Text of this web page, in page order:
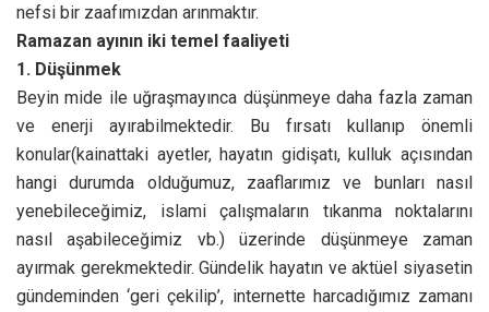
nefsi bir zaafımızdan arınmaktır.
Ramazan ayının iki temel faaliyeti
1. Düşünmek
Beyin mide ile uğraşmayınca düşünmeye daha fazla zaman
ve enerji ayırabilmektedir. Bu fırsatı kullanıp önemli
konular(kainattaki ayetler, hayatın gidişatı, kulluk açısından
hangi durumda olduğumuz, zaaflarımız ve bunları nasıl
yenebileceğimiz, islami çalışmaların tıkanma noktalarını
nasıl aşabileceğimiz vb.) üzerinde düşünmeye zaman
ayırmak gerekmektedir. Gündelik hayatın ve aktüel siyasetin
gündeminden ‘geri çekilip’, internette harcadığımız zamanı